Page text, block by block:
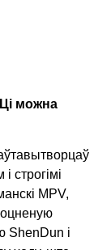
можна
строгімі
MPV,
ShenDun і